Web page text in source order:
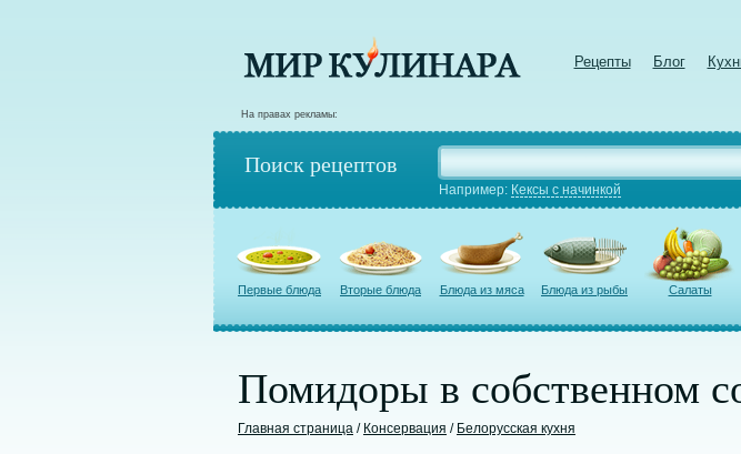
Рецепты Блог
На правах рекламы:
Поиск рецептов
Например: Кексы с начинкой
Первые блюда Вторые блюда Блюда из мяса Блюда из рыбы Салаты
Помидоры в собственном
Главная страница / Консервация / Белорусская кухня